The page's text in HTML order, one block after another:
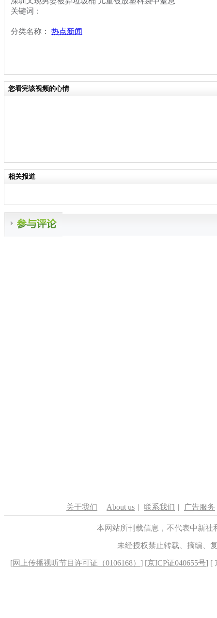
关键词：
分类名称： 热点新闻
您看完该视频的心情
相关报道
关于我们 | About us | 联系我们 | 广告服务
本网站所刊载信息，不代表中新
未经授权禁止转载、摘编、
[网上传播视听节目许可证（0106168） ] [京ICP证040655号] [